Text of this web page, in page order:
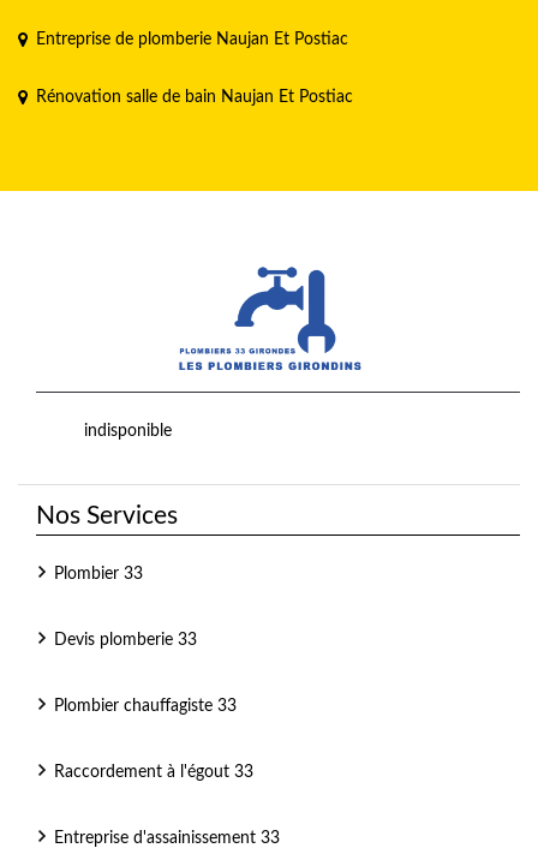
Entreprise de plomberie Naujan Et Postiac
Rénovation salle de bain Naujan Et Postiac
indisponible
Nos Services
Plombier 33
Devis plomberie 33
Plombier chauffagiste 33
Raccordement à l'égout 33
Entreprise d'assainissement 33